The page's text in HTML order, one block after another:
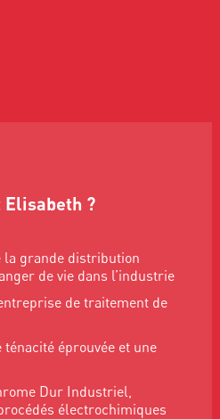
Elisabeth ?
la grande distribution
de vie dans l’industrie
de traitement de
ténacité éprouvée et une
Dur Industriel,
électrochimiques